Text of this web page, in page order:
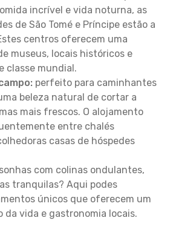
incrível e vida noturna, as
de São Tomé e Príncipe estão a
centros oferecem uma
museus, locais históricos e
classe mundial.
perfeito para caminhantes
beleza natural de cortar a
mais frescos. O alojamento
entre chalés
casas de hóspedes
sonhas com colinas ondulantes,
tranquilas? Aqui podes
únicos que oferecem um
da vida e gastronomia locais.